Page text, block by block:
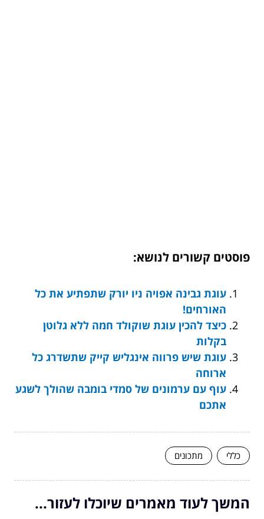
פוסטים קשורים לנושא:
עוגת גבינה אפויה ניו יורק שתפתיע את כל
האורחים!
כיצד להכין עוגת שוקולד חמה ללא גלוטן
בקלות
עוגת שיש פרווה אינגליש קייק שתשדרג כל
ארוחה
עוף עם ערמונים של סמדי בומבה שהולך לשגע
אתכם
כללי מתכונים
המשך לעוד מאמרים שיוכלו לעזור...